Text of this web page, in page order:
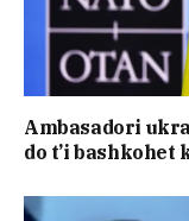
Ambasadori
do t’i bashkohet